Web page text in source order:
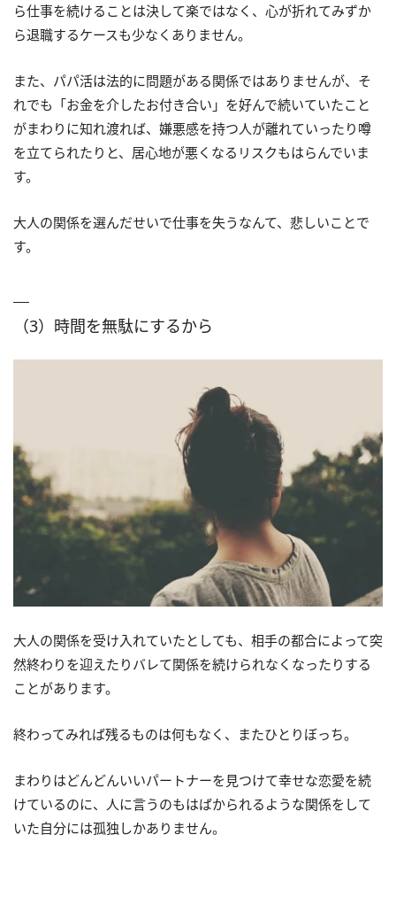
ら仕事を続けることは決して楽ではなく、心が折れてみずか
ら退職するケースも少なくありません。
また、パパ活は法的に問題がある関係ではありませんが、そ
れでも「お金を介したお付き合い」を好んで続いていたこと
がまわりに知れ渡れば、嫌悪感を持つ人が離れていったり噂
を立てられたりと、居心地が悪くなるリスクもはらんでいま
す。
大人の関係を選んだせいで仕事を失うなんて、悲しいことで
す。
（3）時間を無駄にするから
大人の関係を受け入れていたとしても、相手の都合によって突
然終わりを迎えたりバレて関係を続けられなくなったりする
ことがあります。
終わってみれば残るものは何もなく、またひとりぼっち。
まわりはどんどんいいパートナーを見つけて幸せな恋愛を続
けているのに、人に言うのもはばかられるような関係をして
いた自分には孤独しかありません。